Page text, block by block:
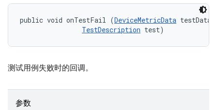
public void onTestFail (DeviceMetricData
TestDescription test)
测试用例失败时的回调。
参数